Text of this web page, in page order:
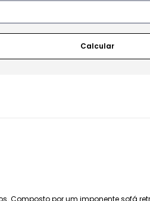
Composto por um imponente sofá